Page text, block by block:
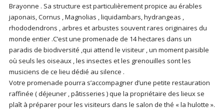
Brayonne . Sa structure est particulièrement propice au érables
japonais, Cornus , Magnolias , liquidambars, hydrangeas ,
rhododendrons , arbres et arbustes souvent rares originaires du
monde entier .C’est une promenade de 14 hectares dans un
paradis de biodiversité ,qui attend le visiteur , un moment paisible
où seuls les oiseaux , les insectes et les grenouilles sont les
musiciens de ce lieu dédié au silence .
Votre promenade pourra s’accompagner d’une petite restauration
raffinée ( déjeuner , pâtisseries ) que la propriétaire des lieux se
plaît à préparer pour les visiteurs dans le salon de thé « la hulotte ».